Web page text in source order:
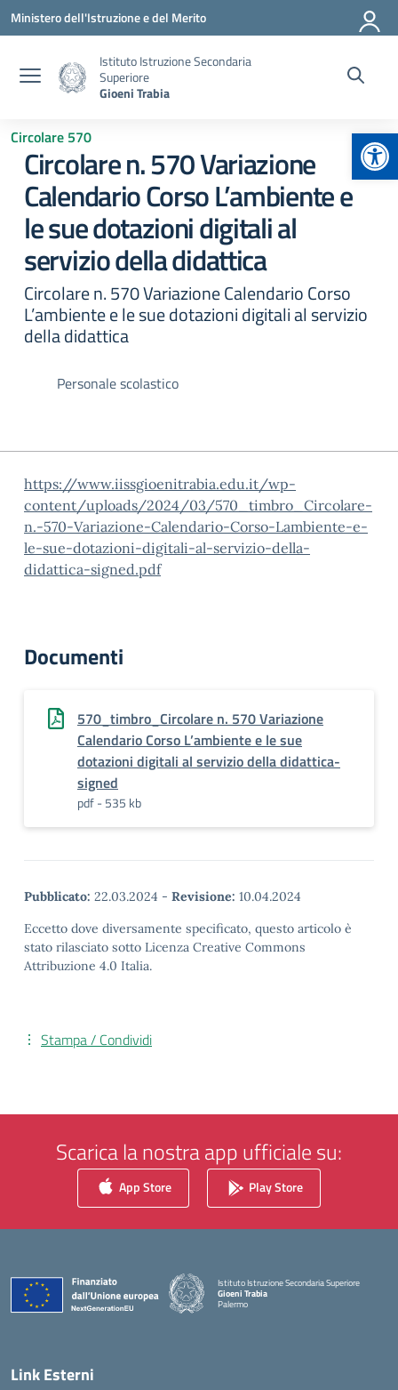
Vai ai contenuti
Vai al menu di navigazione
Vai al footer
Ministero dell'Istruzione e del Merito
Istituto Istruzione Secondaria
Superiore
Gioeni Trabia
Circolare 570
Circolare n. 570 Variazione
Calendario Corso L’ambiente e
le sue dotazioni digitali al
servizio della didattica
Circolare n. 570 Variazione Calendario Corso
L’ambiente e le sue dotazioni digitali al servizio
della didattica
Personale scolastico
https://www.iissgioenitrabia.edu.it/wp-
content/uploads/2024/03/570_timbro_Circolare-
n.-570-Variazione-Calendario-Corso-Lambiente-e-
le-sue-dotazioni-digitali-al-servizio-della-
didattica-signed.pdf
Documenti
570_timbro_Circolare n. 570 Variazione
Calendario Corso L’ambiente e le sue
dotazioni digitali al servizio della didattica-
signed
pdf - 535 kb
Pubblicato: 22.03.2024 - Revisione: 10.04.2024
Eccetto dove diversamente specificato, questo articolo è
stato rilasciato sotto Licenza Creative Commons
Attribuzione 4.0 Italia.
Stampa / Condividi
Scarica la nostra app ufficiale su:
App Store Play Store
Istituto Istruzione Secondaria Superiore
Gioeni Trabia
Palermo
Link Esterni